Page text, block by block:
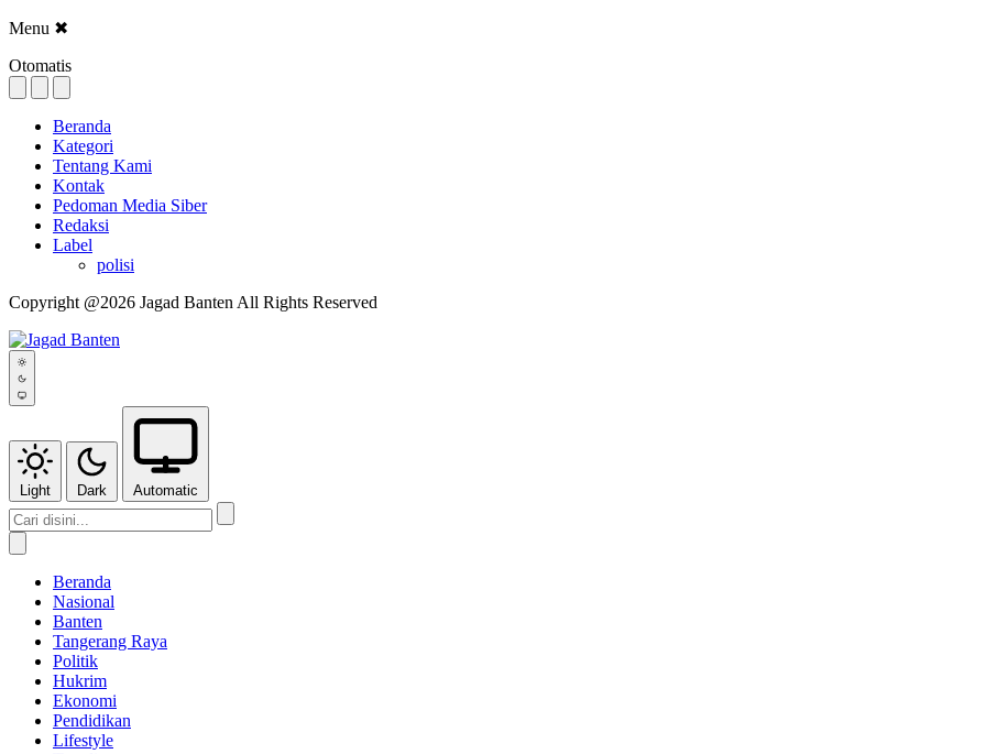
Menu ✖
Otomatis
Beranda
Kategori
Tentang Kami
Kontak
Pedoman Media Siber
Redaksi
Label
polisi
Copyright @2026 Jagad Banten All Rights Reserved
Light Dark Automatic
Beranda
Nasional
Banten
Tangerang Raya
Politik
Hukrim
Ekonomi
Pendidikan
Lifestyle